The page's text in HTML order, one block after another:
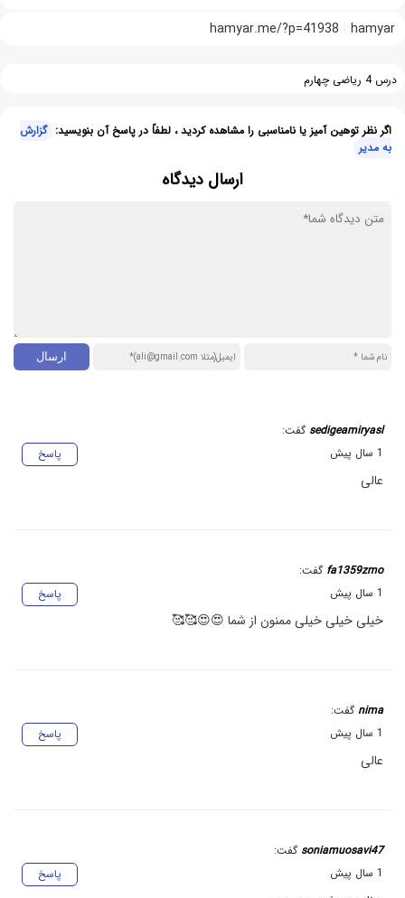
hamyar
hamyar.me/?p=41938
درس 4 ریاضی چهارم
اگر نظر توهین آمیز یا نامناسبی را مشاهده کردید ، لطفاً در پاسخ آن بنویسید: گزارش
به مدیر
ارسال دیدگاه
sedigeamiryasl گفت:
پاسخ
1 سال پیش
عالی
fa1359zmo گفت:
پاسخ
1 سال پیش
خیلی خیلی خیلی ممنون از شما 😍😍🥰🥰
nima گفت:
پاسخ
1 سال پیش
عالی
soniamuosavi47 گفت:
پاسخ
1 سال پیش